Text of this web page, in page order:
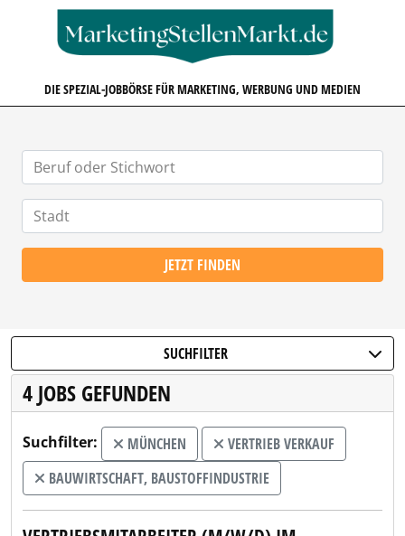
DIE SPEZIAL-JOBBÖRSE FÜR MARKETING, WERBUNG UND MEDIEN
JETZT FINDEN
SUCHFILTER
4 JOBS GEFUNDEN
Suchfilter: MÜNCHEN
VERTRIEB VERKAUF
BAUWIRTSCHAFT, BAUSTOFFINDUSTRIE